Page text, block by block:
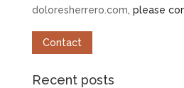
doloresherrero.com, please
Contact
Recent posts